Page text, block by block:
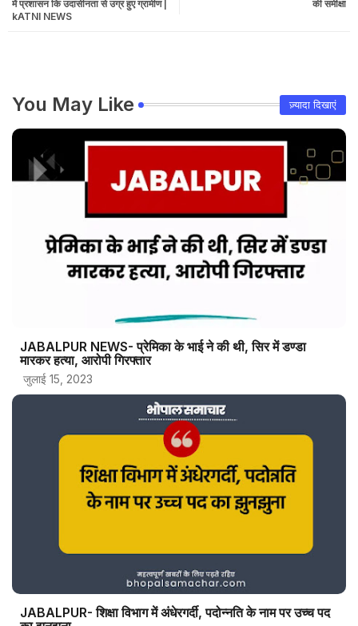
की समीक्षा
में प्रशासन कि उदासीनता से उग्र हुए ग्रामीण |
kATNI NEWS
You May Like ज़्यादा दिखाएं
JABALPUR NEWS- प्रेमिका के भाई ने की थी, सिर में डण्डा
मारकर हत्या, आरोपी गिरफ्तार
जुलाई 15, 2023
JABALPUR- शिक्षा विभाग में अंधेरगर्दी, पदोन्नति के नाम पर उच्च पद